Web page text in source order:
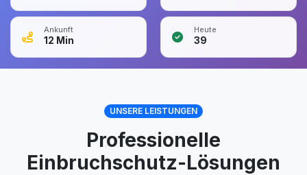
Ankunft
12 Min
Heute
39
UNSERE LEISTUNGEN
Professionelle
Einbruchschutz-Lösungen